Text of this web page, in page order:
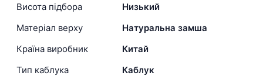
Висота підбора
Низький
Матеріал верху
Натуральна замша
Країна виробник
Китай
Тип каблука
Каблук